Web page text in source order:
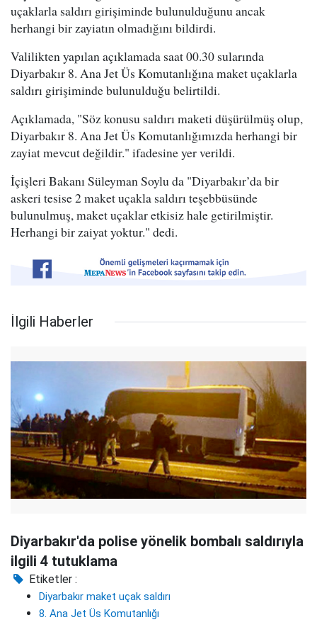
uçaklarla saldırı girişiminde bulunulduğunu ancak
herhangi bir zayiatın olmadığını bildirdi.
Valilikten yapılan açıklamada saat 00.30 sularında
Diyarbakır 8. Ana Jet Üs Komutanlığına maket uçaklarla
saldırı girişiminde bulunulduğu belirtildi.
Açıklamada, "Söz konusu saldırı maketi düşürülmüş olup,
Diyarbakır 8. Ana Jet Üs Komutanlığımızda herhangi bir
zayiat mevcut değildir." ifadesine yer verildi.
İçişleri Bakanı Süleyman Soylu da "Diyarbakır’da bir
askeri tesise 2 maket uçakla saldırı teşebbüsünde
bulunulmuş, maket uçaklar etkisiz hale getirilmiştir.
Herhangi bir zaiyat yoktur." dedi.
İlgili Haberler
Diyarbakır'da polise yönelik bombalı saldırıyla
ilgili 4 tutuklama
Etiketler :
Diyarbakır maket uçak saldırı
8. Ana Jet Üs Komutanlığı